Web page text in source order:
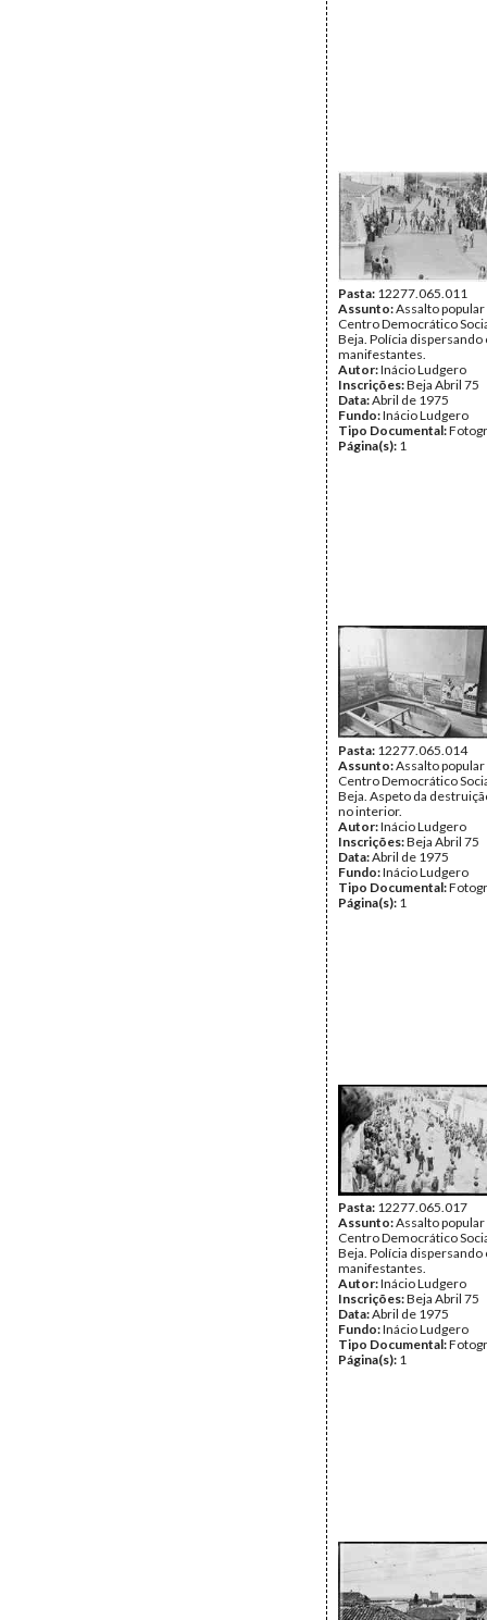
Pasta: 12277.065.011
Assunto:Assalto popular
Centro Democrático
Beja. Polícia dispersando
manifestantes.
Autor:Inácio Ludgero
Inscrições:Beja Abril 75
Data:Abril de 1975
Fundo:Inácio Ludgero
Tipo Documental:
Página(s): 1
Pasta: 12277.065.014
Assunto:Assalto popular
Centro Democrático
Beja. Aspeto da
no interior.
Autor:Inácio Ludgero
Inscrições:Beja Abril 75
Data:Abril de 1975
Fundo:Inácio Ludgero
Tipo Documental:
Página(s): 1
Pasta: 12277.065.017
Assunto:Assalto popular
Centro Democrático
Beja. Polícia dispersando
manifestantes.
Autor:Inácio Ludgero
Inscrições:Beja Abril 75
Data:Abril de 1975
Fundo:Inácio Ludgero
Tipo Documental:
Página(s): 1